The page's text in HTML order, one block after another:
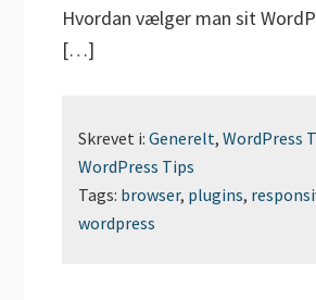
Hvordan vælger man sit
[…]
Skrevet i:Generelt,WordPress
WordPress Tips
Tags: browser, plugins,
wordpress